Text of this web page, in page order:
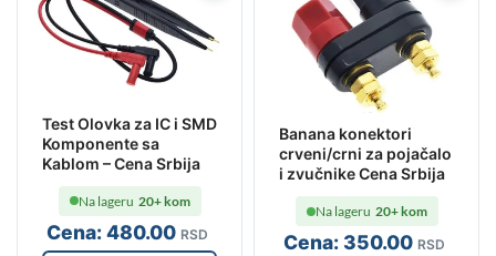
Test Olovka za IC i SMD
Komponente sa
Kablom – Cena Srbija
Cena:480.00 RSD
Na lageru 20+ kom
Banana konektori
crveni/crni za pojačalo
i zvučnike Cena Srbija
Cena:350.00 RSD
Na lageru 20+ kom